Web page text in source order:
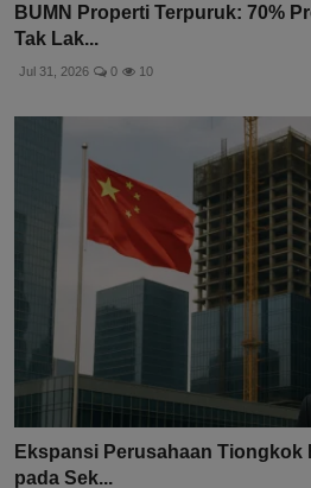
BUMN Properti Terpuruk: 70%
Tak Lak...
Jul 31, 2026 0 10
Ekspansi Perusahaan Tiongkok
pada Sek...